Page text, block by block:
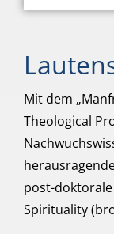
Mit dem
Theological
post-
Spirituality